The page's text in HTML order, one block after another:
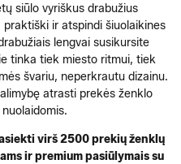
siūlo vyriškus drabužius
ir atspindi šiuolaikines
lengvai susikursite
tinka tiek miesto ritmui, tiek
švariu, neperkrautu dizainu.
atrasti prekės ženklo
virš 2500 prekių ženklų
ir premium pasiūlymais su